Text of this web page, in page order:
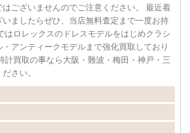
ざいませんのでご注意ください。 最近着
ましたらぜひ、当店無料査定まで一度お持
アンティークモデルまで強化買取しており
さい。